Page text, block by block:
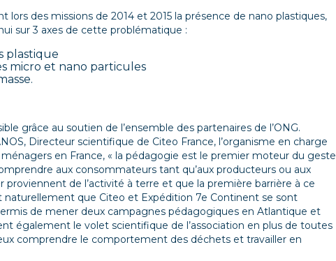
des missions de 2014 et 2015 la présence de nano plastiques,
sur 3 axes de cette problématique :
plastique
micro et nano particules
grâce au soutien de l’ensemble des partenaires de l’ONG.
Directeur scientifique de Citeo France, l’organisme en charge
en France, « la pédagogie est le premier moteur du geste
aux consommateurs tant qu’aux producteurs ou aux
de l’activité à terre et que la première barrière à ce
naturellement que Citeo et Expédition 7e Continent se sont
de mener deux campagnes pédagogiques en Atlantique et
également le volet scientifique de l’association en plus de toutes
comprendre le comportement des déchets et travailler en